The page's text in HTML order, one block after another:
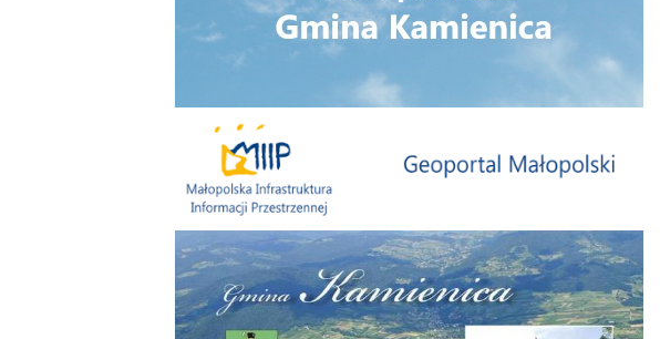
Małopolska Infrastruktura Informacji Przestrzennej
Folder Gminy Kamienica